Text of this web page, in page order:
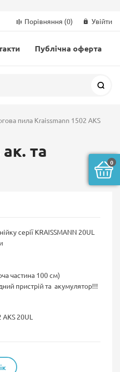
Порівняння (0) Увійти
Публічна оферта
пила Kraissmann 1502 AKS
та
серії KRAISSMANN 20UL
частина 100 см)
пристрій та акумулятор!!!
20UL
0